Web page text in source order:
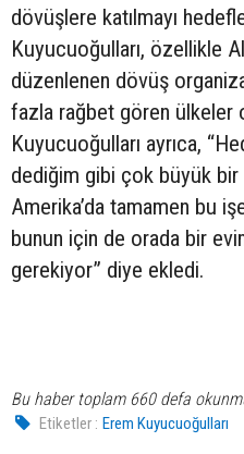
dövüşlere katılmayı
Kuyucuoğulları, özellikle
düzenlenen dövüş
fazla rağbet gören ülkeler
Kuyucuoğulları ayrıca,
dediğim gibi çok büyük
Amerika’da tamamen bu
bunun için de orada bir
gerekiyor” diye ekledi.
Bu haber toplam 660 defa
Etiketler : Erem Kuyucuoğulları